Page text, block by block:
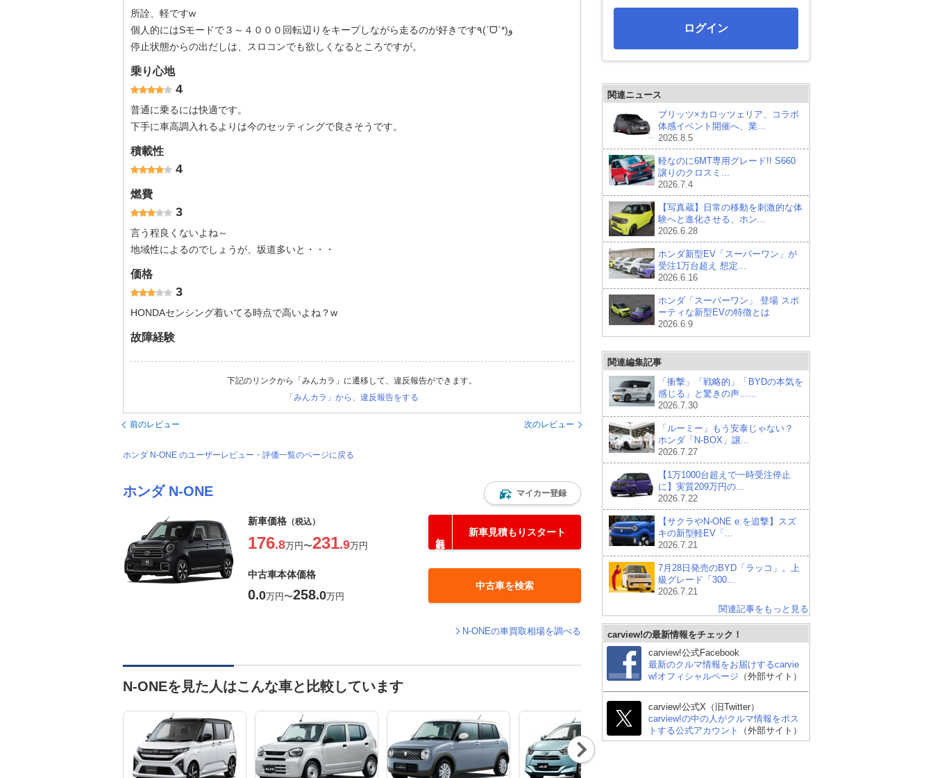
所詮、軽ですw
個人的にはSモードで３～４０００回転辺りをキープしながら走るのが好きです٩(ˊᗜˋ*)و
停止状態からの出だしは、スロコンでも欲しくなるところですが。
乗り心地
4
普通に乗るには快適です。
下手に車高調入れるよりは今のセッティングで良さそうです。
積載性
4
燃費
3
言う程良くないよね～
地域性によるのでしょうが、坂道多いと・・・
価格
3
HONDAセンシング着いてる時点で高いよね？w
故障経験
下記のリンクから「みんカラ」に遷移して、違反報告ができます。
「みんカラ」から、違反報告をする
前のレビュー 次のレビュー
ホンダ N-ONE のユーザーレビュー・評価一覧のページに戻る
ホンダ N-ONE マイカー登録
新車価格 （税込）
176.8万円〜231.9万円
新車見積もりスタート
中古車本体価格
0.0万円〜258.0万円
中古車を検索
N-ONEの車買取相場を調べる
N-ONEを見た人はこんな車と比較しています
Nex
t
ログイン
関連ニュース
ブリッツ×カロッツェリア、コラボ
体感イベント開催へ、業...
2026.8.5
軽なのに6MT専用グレード!! S660
譲りのクロスミ...
2026.7.4
【写真蔵】日常の移動を刺激的な体
験へと進化させる、ホン...
2026.6.28
ホンダ新型EV「スーパーワン」が
受注1万台超え 想定...
2026.6.16
ホンダ「スーパーワン」 登場 スポ
ーティな新型EVの特徴とは
2026.6.9
関連編集記事
「衝撃」「戦略的」「BYDの本気を
感じる」と驚きの声…...
2026.7.30
「ルーミー」もう安泰じゃない？
ホンダ「N-BOX」譲...
2026.7.27
【1万1000台超えで一時受注停止
に】実質209万円の...
2026.7.22
【サクラやN-ONE e:を追撃】スズ
キの新型軽EV「...
2026.7.21
7月28日発売のBYD「ラッコ」。上
級グレード「300...
2026.7.21
関連記事をもっと見る
carview!の最新情報をチェック！
carview!公式Facebook
最新のクルマ情報をお届けするcarvie
w!オフィシャルページ （外部サイト）
carview!公式X（旧Twitter）
carview!の中の人がクルマ情報をポス
トする公式アカウント
（外部サイト）